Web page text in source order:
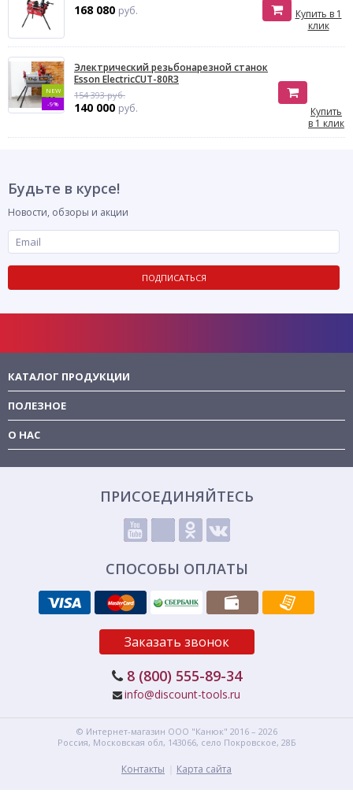
168 080 руб.
Купить в 1
клик
NEW
-9%
Электрический резьбонарезной станок
Esson ElectricCUT-80R3
154 393 руб.
140 000 руб.
Купить
в 1 клик
Будьте в курсе!
Новости, обзоры и акции
ПОДПИСАТЬСЯ
КАТАЛОГ ПРОДУКЦИИ
ПОЛЕЗНОЕ
О НАС
ПРИСОЕДИНЯЙТЕСЬ
СПОСОБЫ ОПЛАТЫ
Заказать звонок
8 (800) 555-89-34
info@discount-tools.ru
© Интернет-магазин ООО "Канюк" 2016 – 2026
Россия, Московская обл, 143066, село Покровское, 28Б
Контакты Карта сайта